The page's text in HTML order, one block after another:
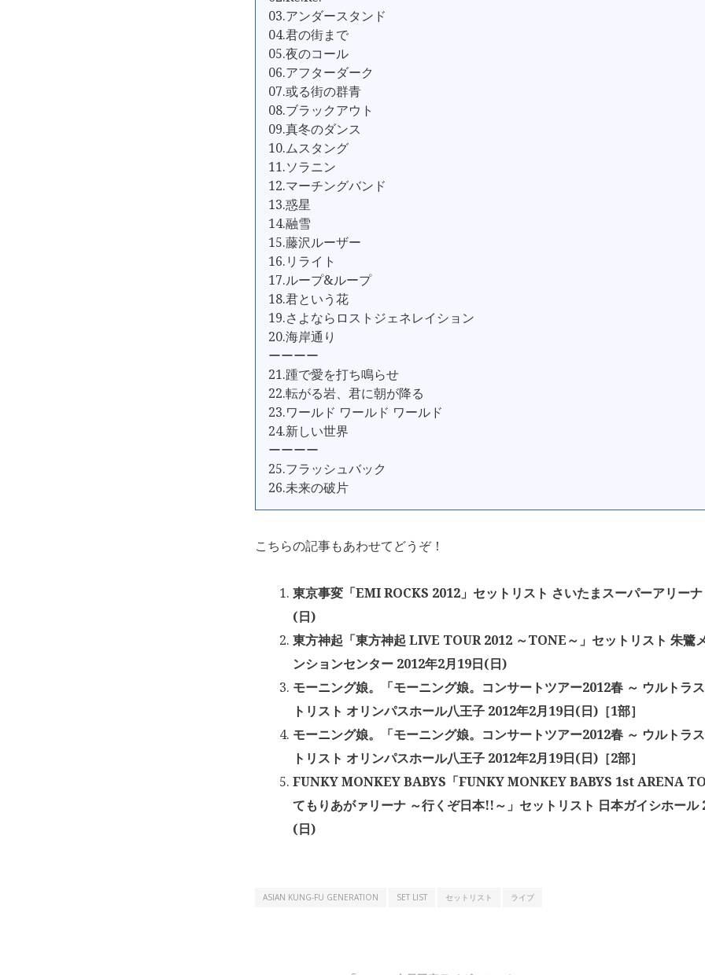
03.アンダースタンド
04.君の街まで
05.夜のコール
06.アフターダーク
07.或る街の群青
08.ブラックアウト
09.真冬のダンス
10.ムスタング
11.ソラニン
12.マーチングバンド
13.惑星
14.融雪
15.藤沢ルーザー
16.リライト
17.ループ&ループ
18.君という花
19.さよならロストジェネレイション
20.海岸通り
ーーーー
21.踵で愛を打ち鳴らせ
22.転がる岩、君に朝が降る
23.ワールド ワールド ワールド
24.新しい世界
ーーーー
25.フラッシュバック
26.未来の破片
こちらの記事もあわせてどうぞ！
東京事変「EMI ROCKS 2012」セットリスト さいたまスーパーアリー
(日)
東方神起「東方神起 LIVE TOUR 2012 ～TONE～」セットリスト 朱鷺
ンションセンター 2012年2月19日(日)
モーニング娘。「モーニング娘。コンサートツアー2012春 ～ ウルトラ
トリスト オリンパスホール八王子 2012年2月19日(日)［1部］
モーニング娘。「モーニング娘。コンサートツアー2012春 ～ ウルトラ
トリスト オリンパスホール八王子 2012年2月19日(日)［2部］
FUNKY MONKEY BABYS「FUNKY MONKEY BABYS 1st ARENA
てもりあがァリーナ ～行くぞ日本!!～」セットリスト 日本ガイシホール
(日)
ASIAN KUNG-FU GENERATION SET LIST セットリスト ライブ